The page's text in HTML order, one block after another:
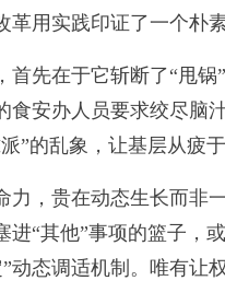
革用实践印证了一个朴
在于它斩断了“甩锅”
食安办人员要求绞尽脑
”的乱象，让基层从疲
贵在动态生长而非一
进“其他”事项的篮子，
动态调适机制。唯有让